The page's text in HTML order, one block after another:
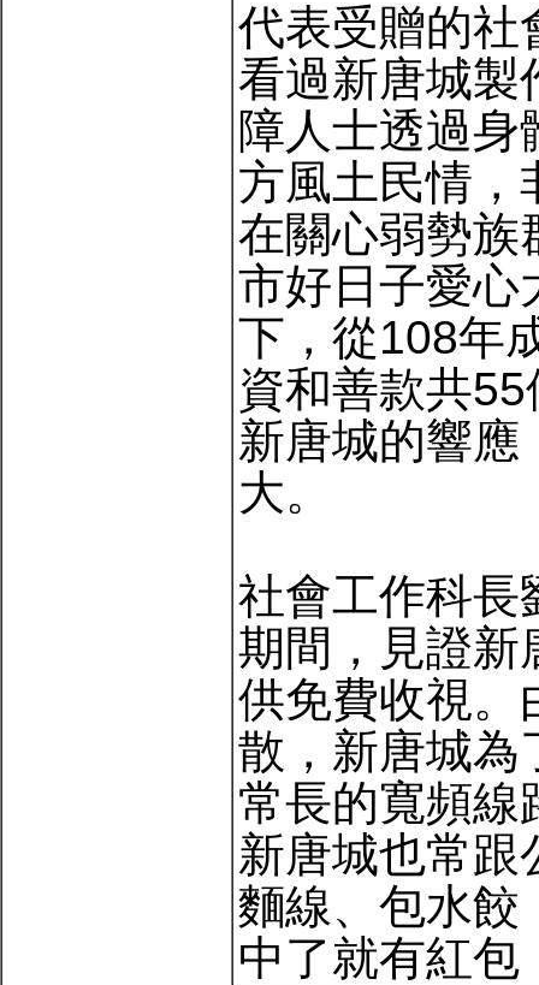
代表受贈的社
看過新唐城製
障人士透過
方風土民情，
在關心弱勢族
市好日子愛心
下，從108年
資和善款共
新唐城的響應
大。
社會工作科長
期間，見證新
供免費收視。
散，新唐城為
常長的寬頻線
新唐城也常跟
麵線、包水餃
中了就有紅包